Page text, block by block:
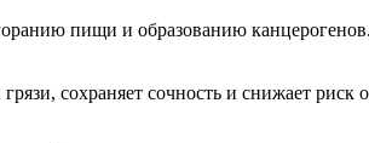
пищи и образованию
сохраняет сочность и снижает